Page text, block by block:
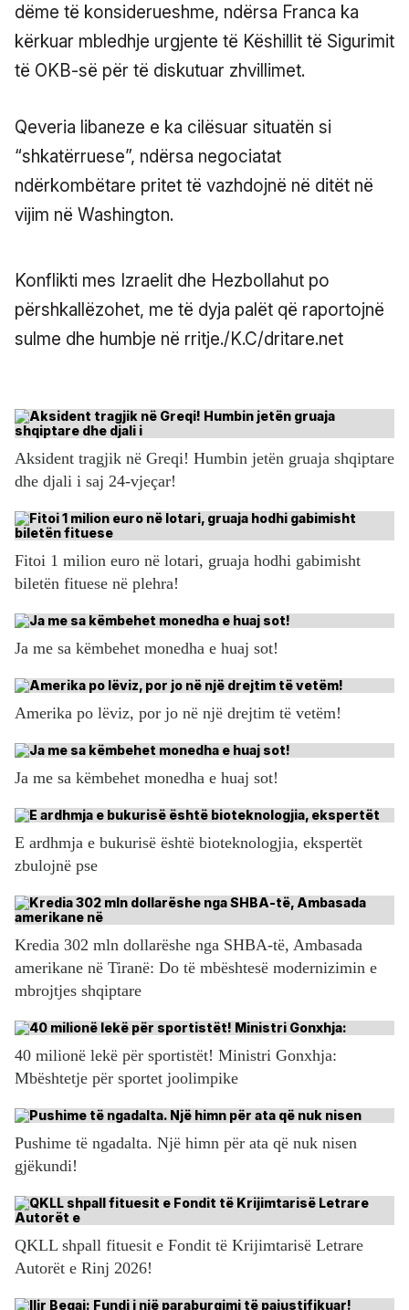
dëme të konsiderueshme, ndërsa Franca ka
kërkuar mbledhje urgjente të Këshillit të Sigurimit
të OKB-së për të diskutuar zhvillimet.
Qeveria libaneze e ka cilësuar situatën si
“shkatërruese”, ndërsa negociatat
ndërkombëtare pritet të vazhdojnë në ditët në
vijim në Washington.
Konflikti mes Izraelit dhe Hezbollahut po
përshkallëzohet, me të dyja palët që raportojnë
sulme dhe humbje në rritje./K.C/dritare.net
Aksident tragjik në Greqi! Humbin jetën gruaja shqiptare
dhe djali i saj 24-vjeçar!
Fitoi 1 milion euro në lotari, gruaja hodhi gabimisht
biletën fituese në plehra!
Ja me sa këmbehet monedha e huaj sot!
Amerika po lëviz, por jo në një drejtim të vetëm!
Ja me sa këmbehet monedha e huaj sot!
E ardhmja e bukurisë është bioteknologjia, ekspertët
zbulojnë pse
Kredia 302 mln dollarëshe nga SHBA-të, Ambasada
amerikane në Tiranë: Do të mbështesë modernizimin e
mbrojtjes shqiptare
40 milionë lekë për sportistët! Ministri Gonxhja:
Mbështetje për sportet joolimpike
Pushime të ngadalta. Një himn për ata që nuk nisen
gjëkundi!
QKLL shpall fituesit e Fondit të Krijimtarisë Letrare
Autorët e Rinj 2026!